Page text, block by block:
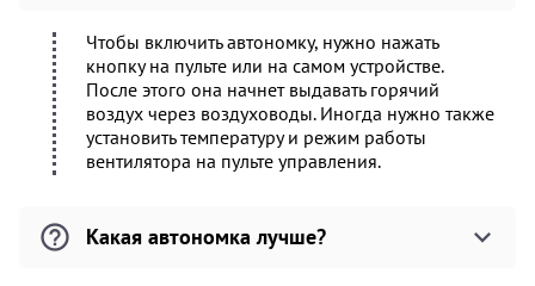
Чтобы включить автономку, нужно нажать
кнопку на пульте или на самом устройстве.
После этого она начнет выдавать горячий
воздух через воздуховоды. Иногда нужно также
установить температуру и режим работы
вентилятора на пульте управления.
Какая автономка лучше?